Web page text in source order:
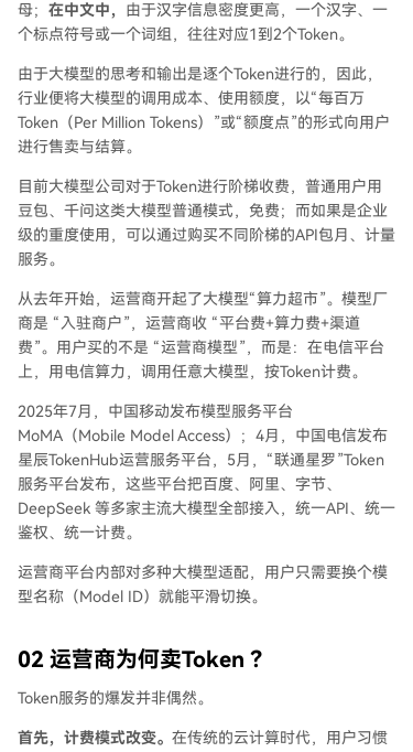
母； 在中文中， 由于汉字信息密度更高，一个汉字、一
个标点符号或一个词组，往往对应1到2个Token。
由于大模型的思考和输出是逐个Token进行的，因此，
行业便将大模型的调用成本、使用额度，以“每百万
Token（Per Million Tokens）”或“额度点”的形式向用户
进行售卖与结算。
目前大模型公司对于Token进行阶梯收费，普通用户用
豆包、千问这类大模型普通模式，免费；而如果是企业
级的重度使用，可以通过购买不同阶梯的API包月、计量
服务。
从去年开始，运营商开起了大模型“算力超市”。模型厂
商是 “入驻商户”，运营商收 “平台费+算力费+渠道
费”。用户买的不是 “运营商模型”，而是：在电信平台
上，用电信算力，调用任意大模型，按Token计费。
2025年7月，中国移动发布模型服务平台
MoMA（Mobile Model Access）；4月，中国电信发布
星辰TokenHub运营服务平台，5月，“联通星罗”Token
服务平台发布，这些平台把百度、阿里、字节、
DeepSeek 等多家主流大模型全部接入，统一API、统一
鉴权、统一计费。
运营商平台内部对多种大模型适配，用户只需要换个模
型名称（Model ID）就能平滑切换。
02 运营商为何卖Token ？
Token服务的爆发并非偶然。
首先，计费模式改变。 在传统的云计算时代，用户习惯